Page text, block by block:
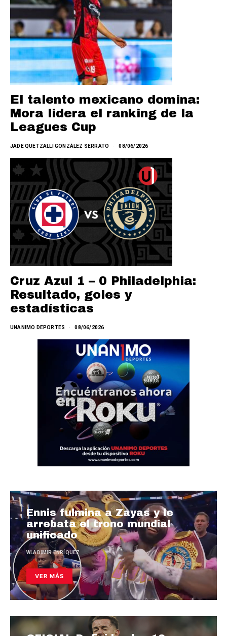
El talento mexicano domina:
Mora lidera el ranking de la
Leagues Cup
JADE QUETZALLI GONZÁLEZ SERRATO 08/06/2026
Cruz Azul 1 – 0 Philadelphia:
Resultado, goles y
estadísticas
UNANIMO DEPORTES 08/06/2026
Ennis fulmina a Zayas y le
arrebata el trono mundial
unificado
WLADIMIR ENRÍQUEZ
VER MÁS